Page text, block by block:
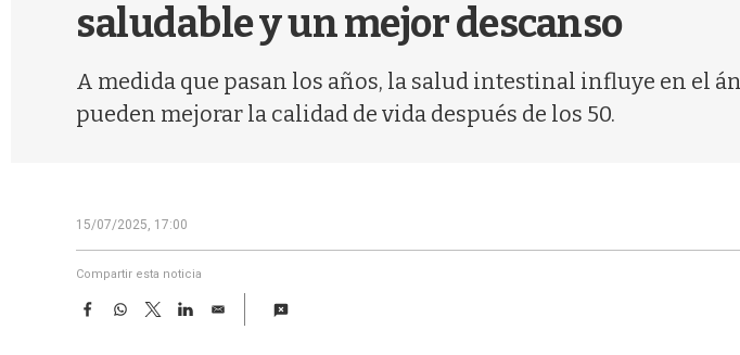
saludable y un mejor descanso
A medida que pasan los años, la salud intestinal influye en el
pueden mejorar la calidad de vida después de los 50.
15/07/2025, 17:00
Compartir esta noticia
F
W
T
w
L
E